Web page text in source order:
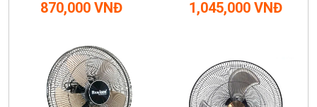
870,000 VNĐ 1,045,000 VNĐ